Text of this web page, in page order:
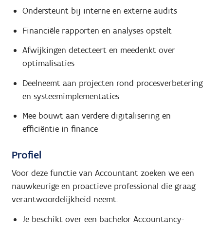
Ondersteunt bij interne en externe audits
Financiële rapporten en analyses opstelt
Afwijkingen detecteert en meedenkt over
optimalisaties
Deelneemt aan projecten rond procesverbetering
en systeemimplementaties
Mee bouwt aan verdere digitalisering en
efficiëntie in finance
Profiel
Voor deze functie van Accountant zoeken we een
nauwkeurige en proactieve professional die graag
verantwoordelijkheid neemt.
Je beschikt over een bachelor Accountancy-